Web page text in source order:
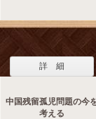
詳 細
中国残留孤児問題の今
考える